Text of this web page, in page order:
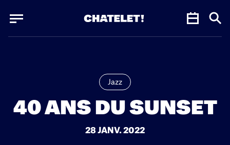
Jazz
40 ANS DU SUNSET
28 JANV. 2022